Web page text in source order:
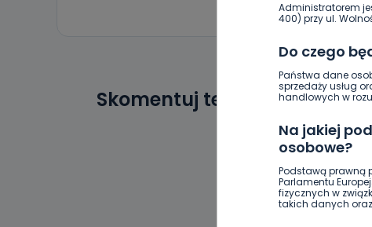
Administratorem
400) przy ul.
Do czego
Państwa dane
sprzedaży usług
handlowych w
Na jakiej
osobowe?
Podstawą prawną
Parlamentu
fizycznych w
takich danych
Skomentuj ten wpis jako